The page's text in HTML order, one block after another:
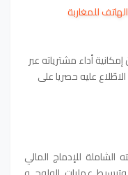
للمغاربة
أداء مشترياته عبر
عليه حصريا على
الشاملة للإدماج المالي